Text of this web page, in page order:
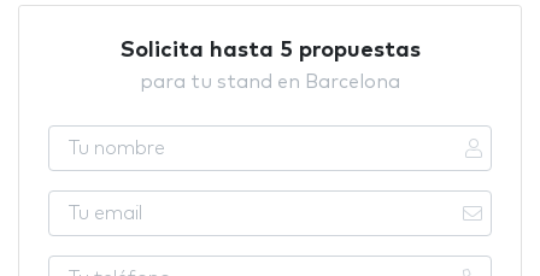
Solicita hasta 5 propuestas
para tu stand en Barcelona